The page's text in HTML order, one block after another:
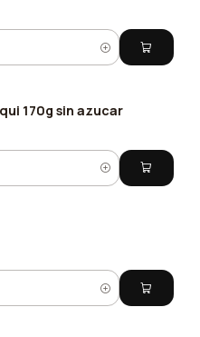
170g sin azucar